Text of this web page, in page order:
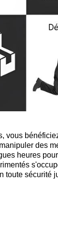
vous
des
heures
toute sécurité